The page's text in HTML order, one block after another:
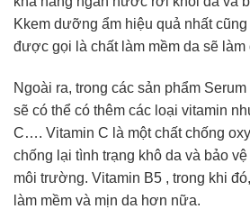
Kkem dưỡng ẩm hiệu quả nhất
được gọi là chất làm mềm da sẽ
Ngoài ra, trong các sản phẩm
sẽ có thể có thêm các loại vitamin
C…. Vitamin C là một chất chống
chống lại tình trạng khô da và bảo
môi trường. Vitamin B5 , trong khi
làm mềm và mịn da hơn nữa.